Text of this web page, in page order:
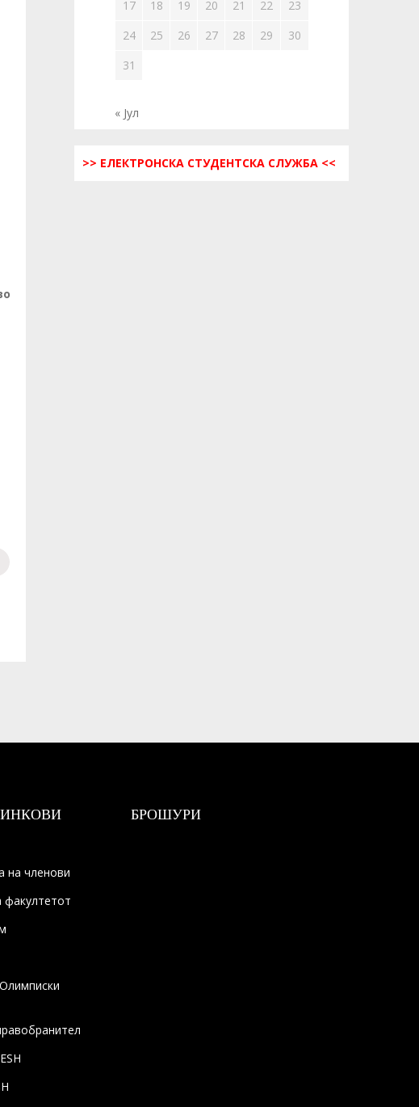
17
18 19 20 21 22
23
24
25 26 27 28 29
30
31
« Јул
>> ЕЛЕКТРОНСКА СТУДЕНТСКА СЛУЖБА <<
на членови
факултетот
БРОШУРИ